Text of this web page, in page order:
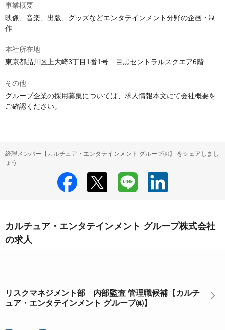
事業概要
映像、音楽、出版、グッズなどエンタテインメント分野の企画・制
作
本社所在地
東京都品川区上大崎3丁目1番1号　目黒セントラルスクエア6階
その他
グループ企業の採用募集については、求人情報本文にて会社概要を
ご確認ください。
経理メンバー【カルチュア・エンタテインメント グループ㈱】 をシェアしまし
ょう
カルチュア・エンタテインメント グループ株式会社
の求人
リスクマネジメント部 内部監査 管理職候補【カルチ
ュア・エンタテインメント グループ㈱】